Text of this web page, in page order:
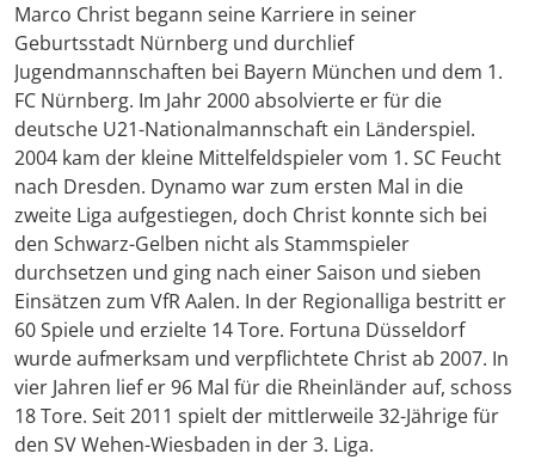
Marco Christ begann seine Karriere in seiner
Geburtsstadt Nürnberg und durchlief
Jugendmannschaften bei Bayern München und dem 1.
FC Nürnberg. Im Jahr 2000 absolvierte er für die
deutsche U21-Nationalmannschaft ein Länderspiel.
2004 kam der kleine Mittelfeldspieler vom 1. SC Feucht
nach Dresden. Dynamo war zum ersten Mal in die
zweite Liga aufgestiegen, doch Christ konnte sich bei
den Schwarz-Gelben nicht als Stammspieler
durchsetzen und ging nach einer Saison und sieben
Einsätzen zum VfR Aalen. In der Regionalliga bestritt er
60 Spiele und erzielte 14 Tore. Fortuna Düsseldorf
wurde aufmerksam und verpflichtete Christ ab 2007. In
vier Jahren lief er 96 Mal für die Rheinländer auf, schoss
18 Tore. Seit 2011 spielt der mittlerweile 32-Jährige für
den SV Wehen-Wiesbaden in der 3. Liga.